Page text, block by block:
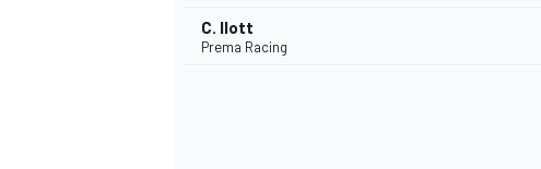
C. Ilott
Prema Racing